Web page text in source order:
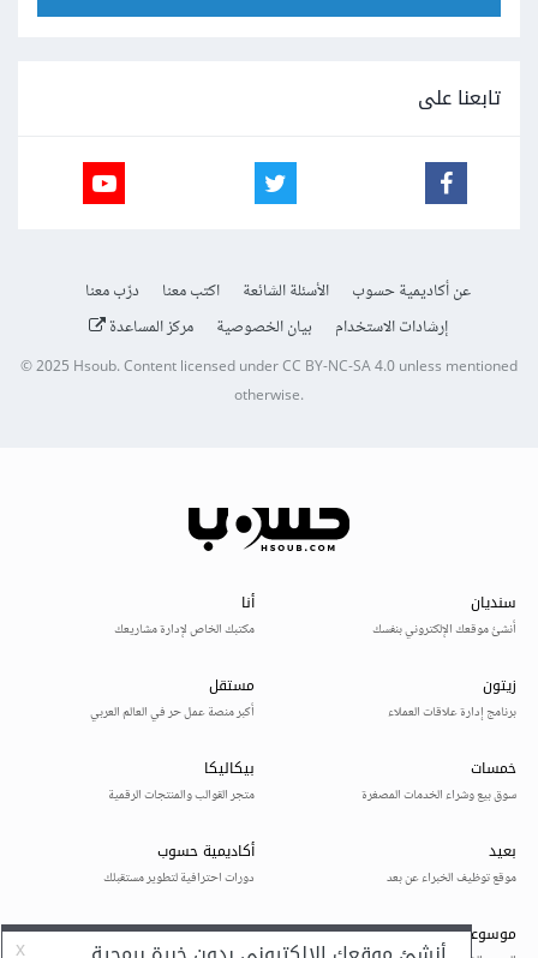
تابعنا على
عن أكاديمية حسوب الأسئلة الشائعة اكتب معنا
درّب معنا
إرشادات الاستخدام
بيان الخصوصية مركز المساعدة
© 2025Hsoub.Content licensed underCC BY-NC-SA 4.0unless mentioned
otherwise.